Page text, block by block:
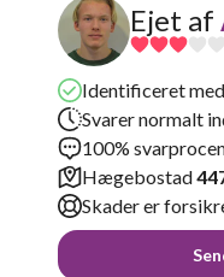
Ejet af
Identificeret
Svarer normalt
100%
Hægebostad
Skader er